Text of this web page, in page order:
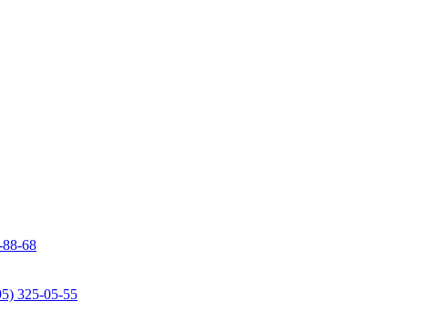
68
325-05-55